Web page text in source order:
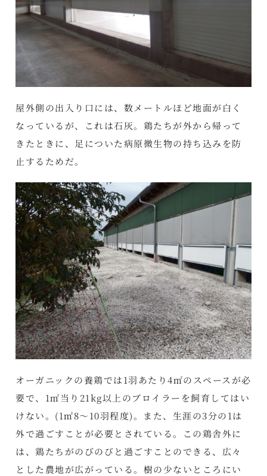
屋外側の出入り口には、数メートルほど地面が白く
なっているが、これは石灰。鶏たちが外から帰って
きたときに、足についた病原微生物の持ち込みを防
止するためだ。
オーガニックの養鶏では1羽あたり4㎡のスペースが必
要で、1㎡当り21kg以上のブロイラーを飼育してはい
けない。(1㎡8～10羽程度)。また、生涯の3分の1は
外で過ごすことが必要とされている。この鶏舎外に
は、鶏たちがのびのびと過ごすことのできる、広々
とした農地が広がっている。樹の少ないところにい